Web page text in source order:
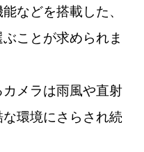
などを搭載した、
ことが求められま
メラは雨風や直射
環境にさらされ続